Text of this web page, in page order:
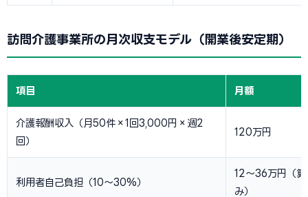
訪問介護事業所の月次収支モデル（開業後安定期）
項目 月額
介護報酬収入（月50件×1回3,000円×週2
回）
120万円
利用者自己負担（10〜30%）
12〜36万円（算
み）